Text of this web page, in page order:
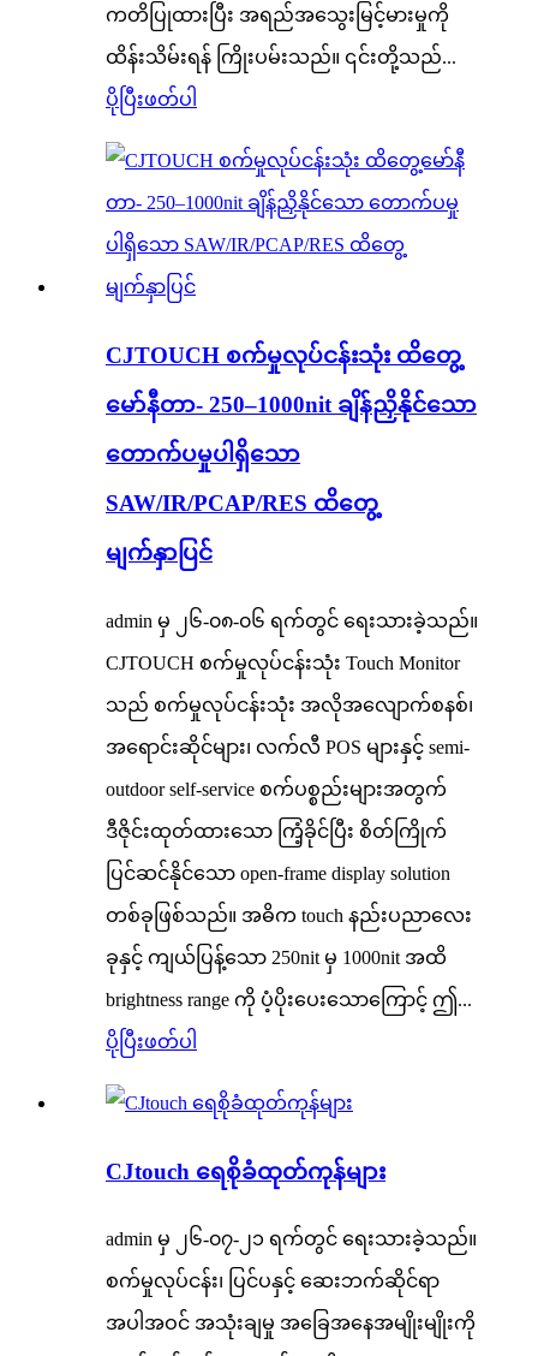
ကတိပြုထားပြီး အရည်အသွေးမြင့်မားမှုကို
ထိန်းသိမ်းရန် ကြိုးပမ်းသည်။ ၎င်းတို့သည်...
ပိုပြီးဖတ်ပါ
CJTOUCH စက်မှုလုပ်ငန်းသုံး ထိတွေ့
မော်နီတာ- 250–1000nit ချိန်ညှိနိုင်သော
တောက်ပမှုပါရှိသော
SAW/IR/PCAP/RES ထိတွေ့
မျက်နှာပြင်
admin မှ ၂၆-၀၈-၀၆ ရက်တွင် ရေးသားခဲ့သည်။
CJTOUCH စက်မှုလုပ်ငန်းသုံး Touch Monitor
သည် စက်မှုလုပ်ငန်းသုံး အလိုအလျောက်စနစ်၊
အရောင်းဆိုင်များ၊ လက်လီ POS များနှင့် semi-
outdoor self-service စက်ပစ္စည်းများအတွက်
ဒီဇိုင်းထုတ်ထားသော ကြံ့ခိုင်ပြီး စိတ်ကြိုက်
ပြင်ဆင်နိုင်သော open-frame display solution
တစ်ခုဖြစ်သည်။ အဓိက touch နည်းပညာလေး
ခုနှင့် ကျယ်ပြန့်သော 250nit မှ 1000nit အထိ
brightness range ကို ပံ့ပိုးပေးသောကြောင့် ဤ...
ပိုပြီးဖတ်ပါ
CJtouch ရေစိုခံထုတ်ကုန်များ
admin မှ ၂၆-၀၇-၂၁ ရက်တွင် ရေးသားခဲ့သည်။
စက်မှုလုပ်ငန်း၊ ပြင်ပနှင့် ဆေးဘက်ဆိုင်ရာ
အပါအဝင် အသုံးချမှု အခြေအနေအမျိုးမျိုးကို